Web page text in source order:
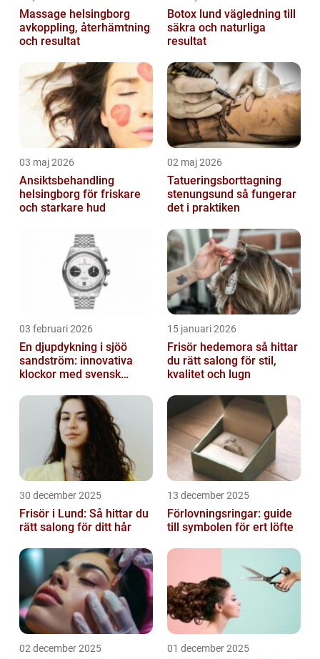
Massage helsingborg
avkoppling, återhämtning
och resultat
Botox lund vägledning till
säkra och naturliga
resultat
03 maj 2026
Ansiktsbehandling
helsingborg för friskare
och starkare hud
02 maj 2026
Tatueringsborttagning
stenungsund så fungerar
det i praktiken
03 februari 2026
En djupdykning i sjöö
sandström: innovativa
klockor med svensk
15 januari 2026
Frisör hedemora så hittar
du rätt salong för stil,
kvalitet och lugn
30 december 2025
Frisör i Lund: Så hittar du
rätt salong för ditt hår
13 december 2025
Förlovningsringar: guide
till symbolen för ert löfte
02 december 2025 01 december 2025